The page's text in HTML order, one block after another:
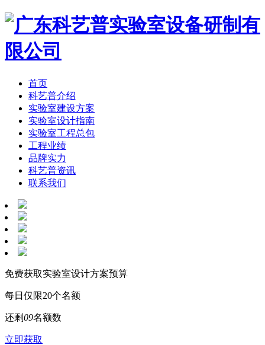
首页
科艺普介绍
实验室建设方案
实验室设计指南
实验室工程总包
工程业绩
品牌实力
科艺普资讯
联系我们
免费获取实验室设计方案预算
每日仅限20个名额
还剩09名额数
立即获取